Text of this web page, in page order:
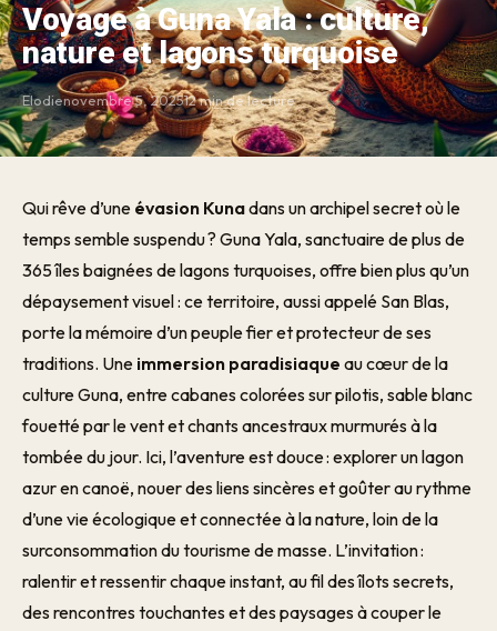
Voyage à Guna Yala : culture,
nature et lagons turquoise
Elodienovembre 5, 202512 min de lecture
Qui rêve d’une évasion Kunadans un archipel secret où le
temps semble suspendu ? Guna Yala, sanctuaire de plus de
365 îles baignées de lagons turquoises, offre bien plus qu’un
dépaysement visuel : ce territoire, aussi appelé San Blas,
porte la mémoire d’un peuple fier et protecteur de ses
traditions. Une immersion paradisiaque au cœur de la
culture Guna, entre cabanes colorées sur pilotis, sable blanc
fouetté par le vent et chants ancestraux murmurés à la
tombée du jour. Ici, l’aventure est douce : explorer un lagon
azur en canoë, nouer des liens sincères et goûter au rythme
d’une vie écologique et connectée à la nature, loin de la
surconsommation du tourisme de masse. L’invitation :
ralentir et ressentir chaque instant, au fil des îlots secrets,
des rencontres touchantes et des paysages à couper le